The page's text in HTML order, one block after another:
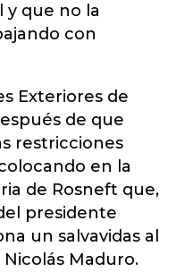
y que no la
con
Exteriores de
de que
restricciones
en la
de Rosneft que,
presidente
un salvavidas al
Maduro.